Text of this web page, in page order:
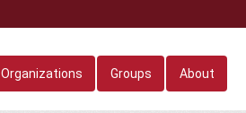
Organizations Groups About